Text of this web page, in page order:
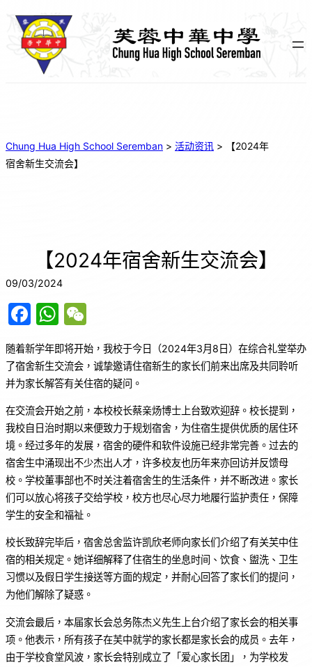
Chung Hua High School Seremban > 活动资讯 >
【2024年
宿舍新生交流会】
【2024年宿舍新生交流会】
09/03/2024
F
c
e
b
o
o
k
W
at
s
A
p
p
C
h
at
随着新学年即将开始，我校于今日（2024年3月8日）在综合礼堂举办
了宿舍新生交流会，诚挚邀请住宿新生的家长们前来出席及共同聆听
并为家长解答有关住宿的疑问。
在交流会开始之前，本校校长蔡亲炀博士上台致欢迎辞。校长提到，
我校自日治时期以来便致力于规划宿舍，为住宿生提供优质的居住环
境。经过多年的发展，宿舍的硬件和软件设施已经非常完善。过去的
宿舍生中涌现出不少杰出人才，许多校友也历年来亦回访并反馈母
校。学校董事部也不时关注着宿舍生的生活条件，并不断改进。家长
们可以放心将孩子交给学校，校方也尽心尽力地履行监护责任，保障
学生的安全和福祉。
校长致辞完毕后，宿舍总舍监许凯欣老师向家长们介绍了有关芙中住
宿的相关规定。她详细解释了住宿生的坐息时间、饮食、盥洗、卫生
习惯以及假日学生接送等方面的规定，并耐心回答了家长们的提问，
为他们解除了疑惑。
交流会最后，本届家长会总务陈杰义先生上台介绍了家长会的相关事
项。他表示，所有孩子在芙中就学的家长都是家长会的成员。去年，
由于学校食堂风波，家长会特别成立了「爱心家长团」，为学校发